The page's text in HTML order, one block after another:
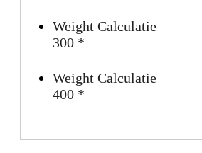
Weight Calculatie
300 *
Weight Calculatie
400 *